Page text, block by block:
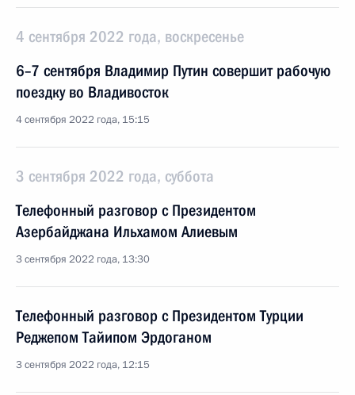
4 сентября 2022 года, воскресенье
6–7 сентября Владимир Путин совершит рабочую
поездку во Владивосток
4 сентября 2022 года, 15:15
3 сентября 2022 года, суббота
Телефонный разговор с Президентом
Азербайджана Ильхамом Алиевым
3 сентября 2022 года, 13:30
Телефонный разговор с Президентом Турции
Реджепом Тайипом Эрдоганом
3 сентября 2022 года, 12:15